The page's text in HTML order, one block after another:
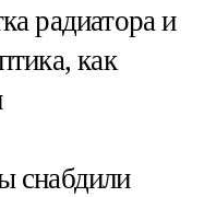
радиатора и
как
снабдили